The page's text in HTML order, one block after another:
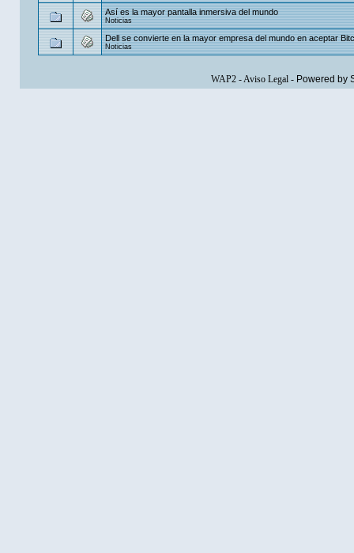
Así es la mayor pantalla inmersiva del mundo
Noticias
Dell se convierte en la mayor empresa del mundo en aceptar
Noticias
WAP2-Aviso Legal- Powered by